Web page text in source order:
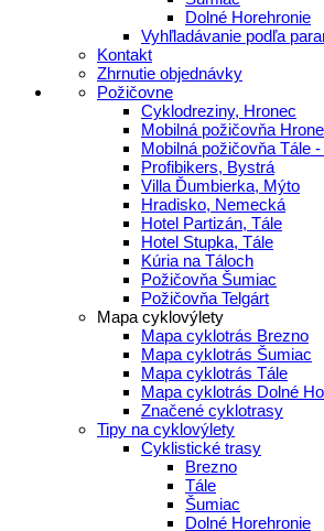
Dolné Horehronie
Vyhľladávanie podľa
Kontakt
Zhrnutie objednávky
Požičovne
Cyklodreziny, Hronec
Mobilná požičovňa
Mobilná požičovňa Tále
Profibikers, Bystrá
Villa Ďumbierka, Mýto
Hradisko, Nemecká
Hotel Partizán, Tále
Hotel Stupka, Tále
Kúria na Táloch
Požičovňa Šumiac
Požičovňa Telgárt
Mapa cyklovýlety
Mapa cyklotrás Brezno
Mapa cyklotrás Šumiac
Mapa cyklotrás Tále
Mapa cyklotrás Dolné
Značené cyklotrasy
Tipy na cyklovýlety
Cyklistické trasy
Brezno
Tále
Šumiac
Dolné Horehronie